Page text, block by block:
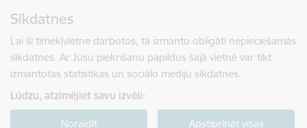
Sīkdatnes
Lai šī tīmekļvietne darbotos, tā izmanto obligāti nepieciešamās
sīkdatnes. Ar Jūsu piekrišanu papildus šajā vietnē var tikt
izmantotas statistikas un sociālo mediju sīkdatnes.
Lūdzu, atzīmējiet savu izvēli:
Noraidīt Apstiprināt visas